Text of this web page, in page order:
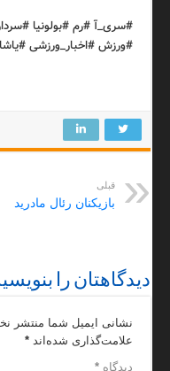
#سری_آ #رم #بولونیا
#ورزش #اخبار_ورزشی
قبلی
بازیکنان رئال مادرید
دیدگاهتان را
نشانی ایمیل شما منتشر
علامت‌گذاری شده‌اند*
دیدگاه*